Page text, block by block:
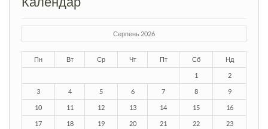
Серпень 2026
Пн Вт Ср Чт Пт Сб Нд
1 2
3 4 5 6 7 8 9
10 11 12 13 14 15 16
17 18 19 20 21 22 23